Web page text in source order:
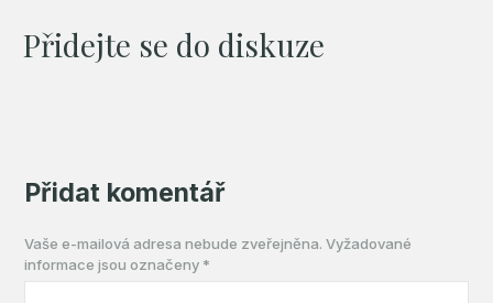
Přidejte se do diskuze
Přidat komentář
Vaše e-mailová adresa nebude zveřejněna. Vyžadované
informace jsou označeny *